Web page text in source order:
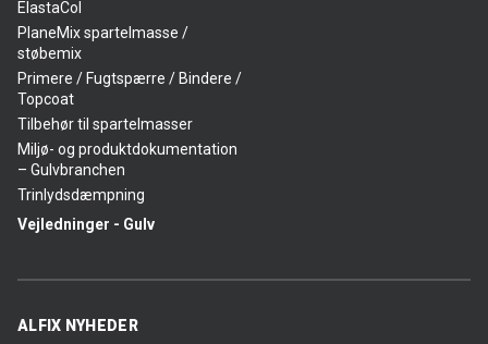
ElastaCol
PlaneMix spartelmasse /
støbemix
Primere / Fugtspærre / Bindere /
Topcoat
Tilbehør til spartelmasser
Miljø- og produktdokumentation
– Gulvbranchen
Trinlydsdæmpning
Vejledninger - Gulv
ALFIX NYHEDER